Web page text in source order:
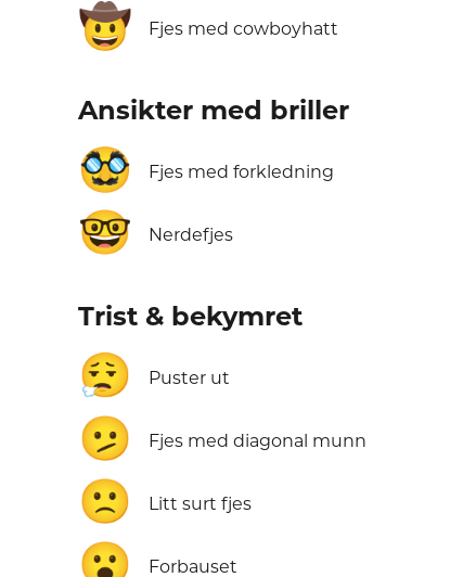
🤠 Fjes med cowboyhatt
Ansikter med briller
🥸 Fjes med forkledning
🤓 Nerdefjes
Trist & bekymret
😮‍💨 Puster ut
🫤 Fjes med diagonal munn
🙁 Litt surt fjes
😮 Forbauset